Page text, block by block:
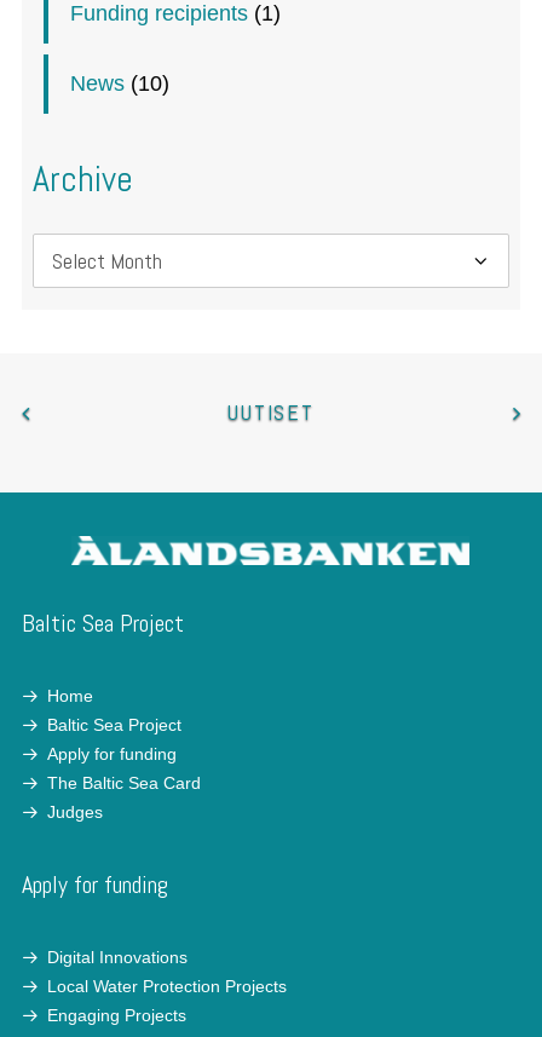
Funding recipients (1)
News (10)
Archive
Archive
UUTISET
Baltic Sea Project
Home
Baltic Sea Project
Apply for funding
The Baltic Sea Card
Judges
Apply for funding
Digital Innovations
Local Water Protection Projects
Engaging Projects